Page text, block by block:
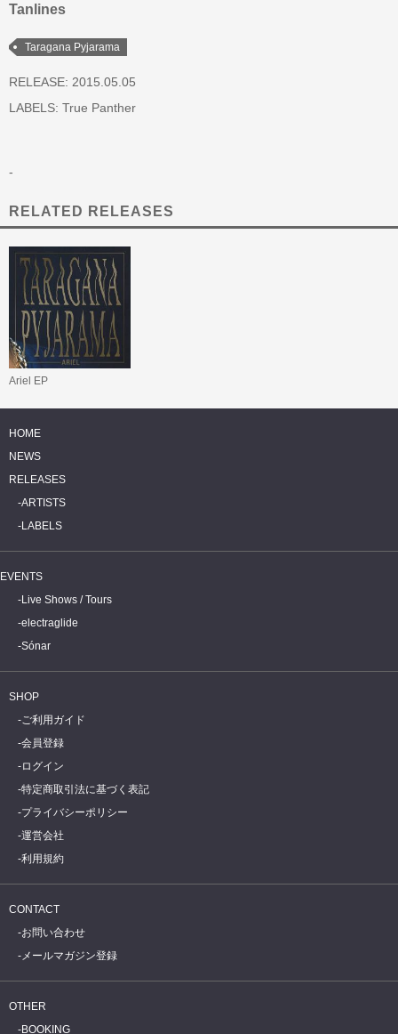
Tanlines
Taragana Pyjarama
RELEASE: 2015.05.05
LABELS: True Panther
-
RELATED RELEASES
Ariel EP
HOME
NEWS
RELEASES
ARTISTS
LABELS
EVENTS
Live Shows / Tours
electraglide
Sónar
SHOP
ご利用ガイド
会員登録
ログイン
特定商取引法に基づく表記
プライバシーポリシー
運営会社
利用規約
CONTACT
お問い合わせ
メールマガジン登録
OTHER
BOOKING